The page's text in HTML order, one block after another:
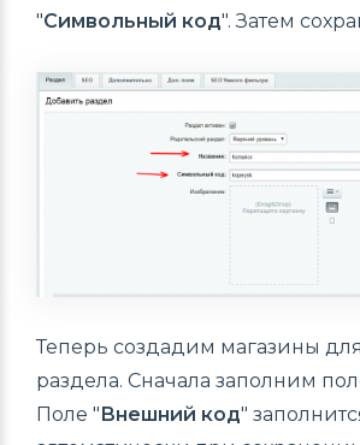
"Символьный код". Затем
Теперь создадим магазины для
раздела. Сначала заполним
Поле " Внешний код"